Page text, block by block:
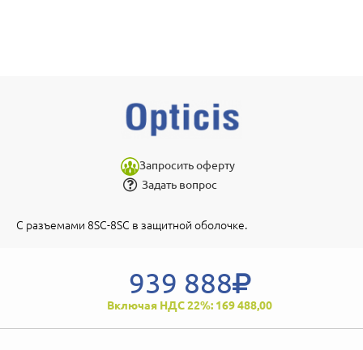
Запросить оферту
Задать вопрос
С разъемами 8SC-8SC в защитной оболочке.
939 888
Включая НДС 22%: 169 488,00